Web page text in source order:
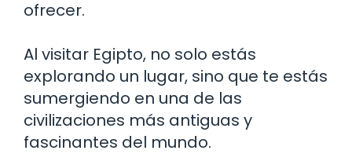
ofrecer.
Al visitar Egipto, no solo estás
explorando un lugar, sino que te estás
sumergiendo en una de las
civilizaciones más antiguas y
fascinantes del mundo.